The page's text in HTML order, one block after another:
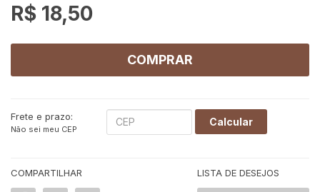
R$ 18,50
COMPRAR
Frete e prazo:
Não sei meu CEP
Calcular
COMPARTILHAR LISTA DE DESEJOS